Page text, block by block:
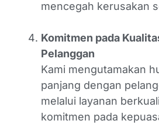
mencegah kerusakan
Komitmen pada
Pelanggan
Kami mengutamakan
panjang dengan
melalui layanan
komitmen pada